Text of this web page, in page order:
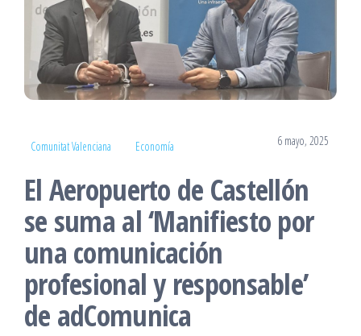
Comunitat Valenciana Economía 6 mayo, 2025
El Aeropuerto de Castellón
se suma al ‘Manifiesto por
una comunicación
profesional y responsable’
de adComunica